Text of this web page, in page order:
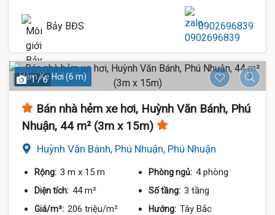
Bảy BĐS 0902696839
Hẻm Xe Hơi (6 m)
1 / 6
Bán nhà hẻm xe hơi, Huỳnh Văn Bánh, Phú
Nhuận, 44 m² (3m x 15m)
Huỳnh Văn Bánh, Phú Nhuận, Phú Nhuận
Rộng: 3 m x 15 m Phòng ngủ: 4 phòng
Diện tích: 44 m² Số tầng: 3 tầng
Giá/m²: 206 triệu/m² Hướng: Tây Bắc